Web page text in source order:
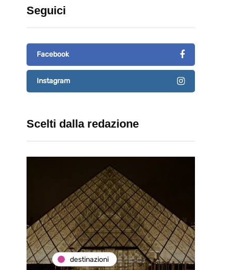
Seguici
Facebook
Instagram
Scelti dalla redazione
destinazioni